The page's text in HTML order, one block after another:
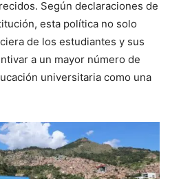
Según declaraciones de
esta política no solo
de los estudiantes y sus
a un mayor número de
universitaria como una